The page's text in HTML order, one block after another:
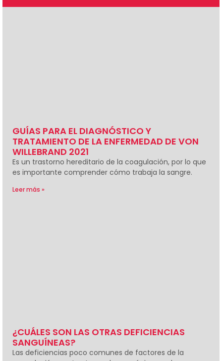
GUÍAS PARA EL DIAGNÓSTICO Y
TRATAMIENTO DE LA ENFERMEDAD DE VON
WILLEBRAND 2021
Es un trastorno hereditario de la coagulación, por lo que
es importante comprender cómo trabaja la sangre.
Leer más »
¿CUÁLES SON LAS OTRAS DEFICIENCIAS
SANGUÍNEAS?
Las deficiencias poco comunes de factores de la